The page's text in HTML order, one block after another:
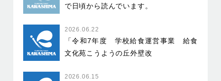
で日頃から読んでいます。
2026.06.22
「令和7年度 学校給食運営事業 給食
文化苑こうようの丘外壁改
2026.06.15